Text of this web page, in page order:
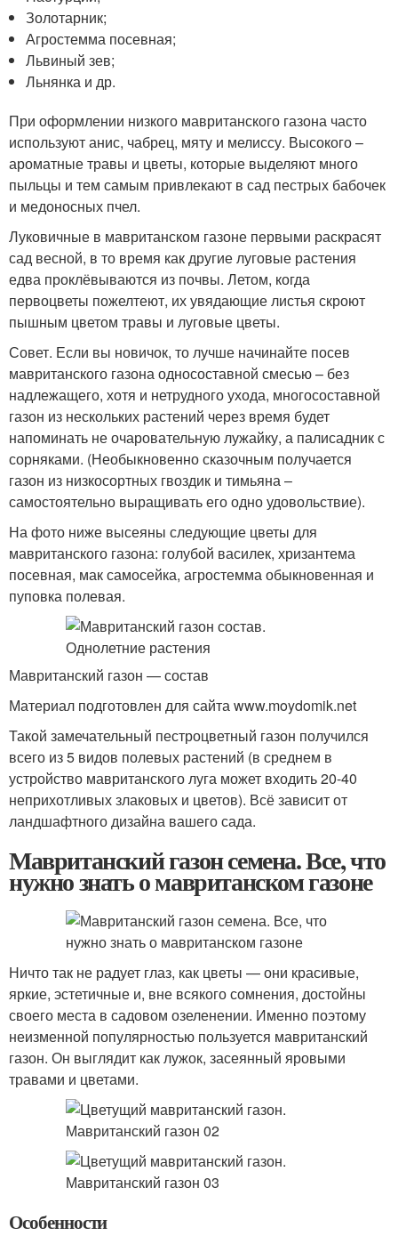
Золотарник;
Агростемма посевная;
Львиный зев;
Льнянка и др.
При оформлении низкого мавританского газона часто
используют анис, чабрец, мяту и мелиссу. Высокого –
ароматные травы и цветы, которые выделяют много
пыльцы и тем самым привлекают в сад пестрых бабочек
и медоносных пчел.
Луковичные в мавританском газоне первыми раскрасят
сад весной, в то время как другие луговые растения
едва проклёвываются из почвы. Летом, когда
первоцветы пожелтеют, их увядающие листья скроют
пышным цветом травы и луговые цветы.
Совет. Если вы новичок, то лучше начинайте посев
мавританского газона односоставной смесью – без
надлежащего, хотя и нетрудного ухода, многосоставной
газон из нескольких растений через время будет
напоминать не очаровательную лужайку, а палисадник с
сорняками. (Необыкновенно сказочным получается
газон из низкосортных гвоздик и тимьяна –
самостоятельно выращивать его одно удовольствие).
На фото ниже высеяны следующие цветы для
мавританского газона: голубой василек, хризантема
посевная, мак самосейка, агростемма обыкновенная и
пуповка полевая.
Мавританский газон — состав
Материал подготовлен для сайта www.moydomik.net
Такой замечательный пестроцветный газон получился
всего из 5 видов полевых растений (в среднем в
устройство мавританского луга может входить 20-40
неприхотливых злаковых и цветов). Всё зависит от
ландшафтного дизайна вашего сада.
Мавританский газон семена. Все, что
нужно знать о мавританском газоне
Ничто так не радует глаз, как цветы — они красивые,
яркие, эстетичные и, вне всякого сомнения, достойны
своего места в садовом озеленении. Именно поэтому
неизменной популярностью пользуется мавританский
газон. Он выглядит как лужок, засеянный яровыми
травами и цветами.
Особенности